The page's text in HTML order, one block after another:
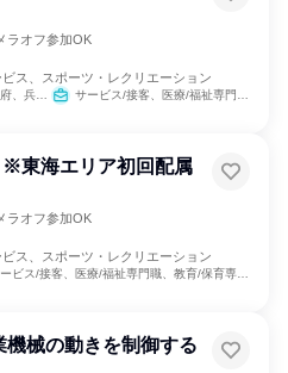
ラオフ参加OK
ス、スポーツ・レクリエーション
兵庫県 サービス/接客、医療/福祉専門職、教育/保育専門職、小売販売/流通
東海エリア初回配属
ラオフ参加OK
ス、スポーツ・レクリエーション
ビス/接客、医療/福祉専門職、教育/保育専門職、小売販売/流通
械の動きを制御する